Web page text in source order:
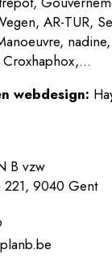
AR-TUR,
nadine,
Croxhaphox,...
webdesign:
B vzw
221, 9040 Gent